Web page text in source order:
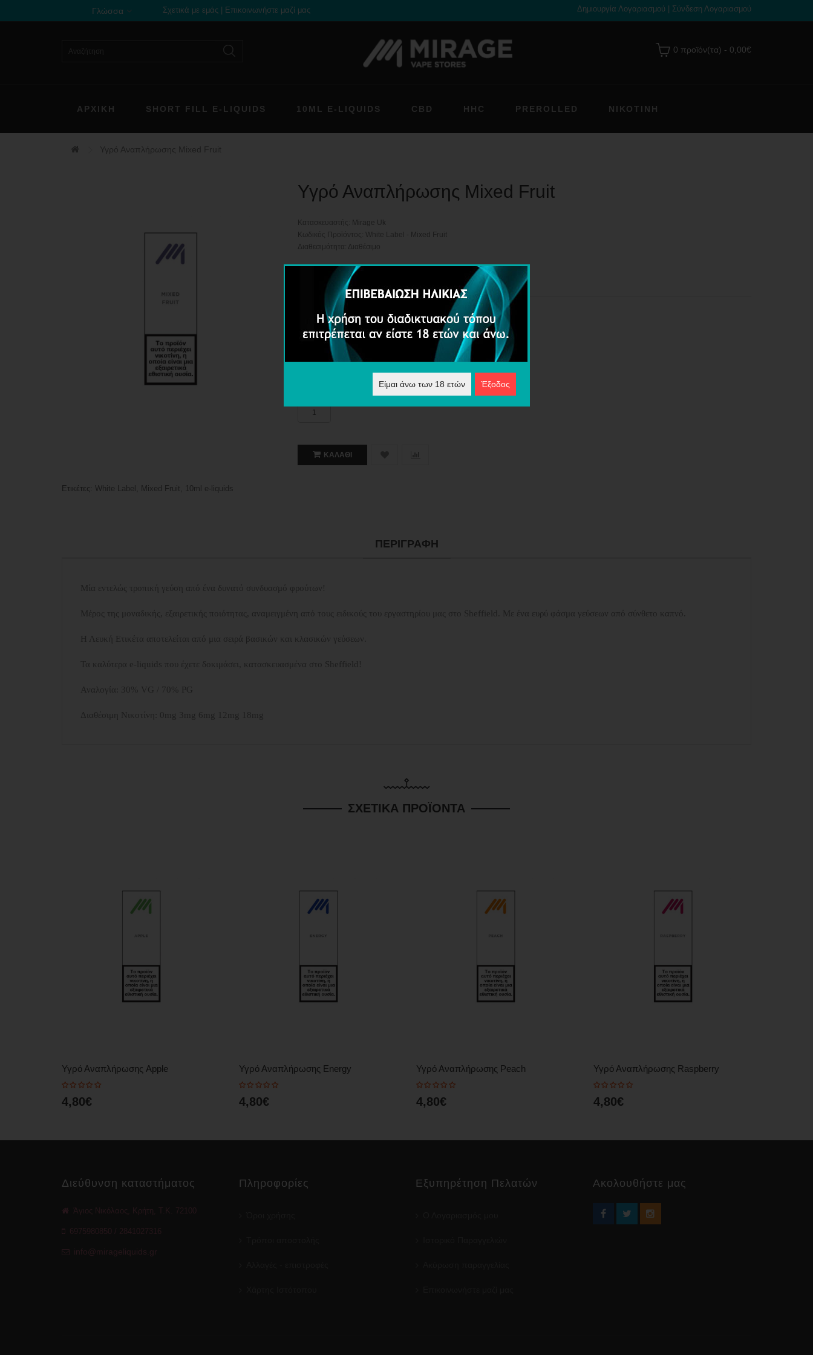
Γλώσσα Σχετικά με εμάς Επικοινωνήστε μαζί μας Δημιουργία Λογαριασμού Σύνδεση Λογαριασμού
0 προϊόν(τα) - 0,00€
ΑΡΧΙΚΗ SHORT FILL E-LIQUIDS 10ML E-LIQUIDS CBD HHC PREROLLED ΝΙΚΟΤΊΝΗ
Υγρό Αναπλήρωσης Mixed Fruit
Υγρό Αναπλήρωσης Mixed Fruit
Κατασκευαστής:
Mirage Uk
Κωδικός Προϊόντος: White Label - Mixed Fruit
Διαθεσιμότητα: Διαθέσιμο
4,80€
Διαθέσιμες Επιλογές
Επίπεδο Νικοτίνης
ΚΑΛΆΘΙ
Ετικέτες: White Label , Mixed Fruit, 10ml e-liquids
ΠΕΡΙΓΡΑΦΉ
Μία εντελώς τροπική γεύση από ένα δυνατό συνδυασμό φρούτων!
Μέρος της μοναδικής, εξαιρετικής ποιότητας, αναμειγμένη από τους ειδικούς του εργαστηρίου μας στο Sheffield. Με ένα ευρύ φάσμα γεύσεων από σύνθετο καπνό.
Η Λευκή Ετικέτα αποτελείται από μια σειρά βασικών και κλασικών γεύσεων.
Τα καλύτερα e-liquids που έχετε δοκιμάσει, κατασκευασμένα στο Sheffield!
Αναλογία: 30% VG / 70% PG
Διαθέσιμη Νικοτίνη: 0mg 3mg 6mg 12mg 18mg
ΣΧΕΤΙΚΆ ΠΡΟΪΌΝΤΑ
Υγρό Αναπλήρωσης Apple
4,80€
Υγρό Αναπλήρωσης Energy
4,80€
Υγρό Αναπλήρωσης Peach
4,80€
Υγρό Αναπλήρωσης Raspberry
4,80€
Διεύθυνση καταστήματος
Άγιος Νικόλαος, Κρήτη, Τ.Κ. 72100
6975980850 / 2841027316
info@mirageliquids.gr
Πληροφορίες Εξυπηρέτηση Πελατών Ακολουθήστε μας
Είμαι άνω των 18 ετών Έξοδος